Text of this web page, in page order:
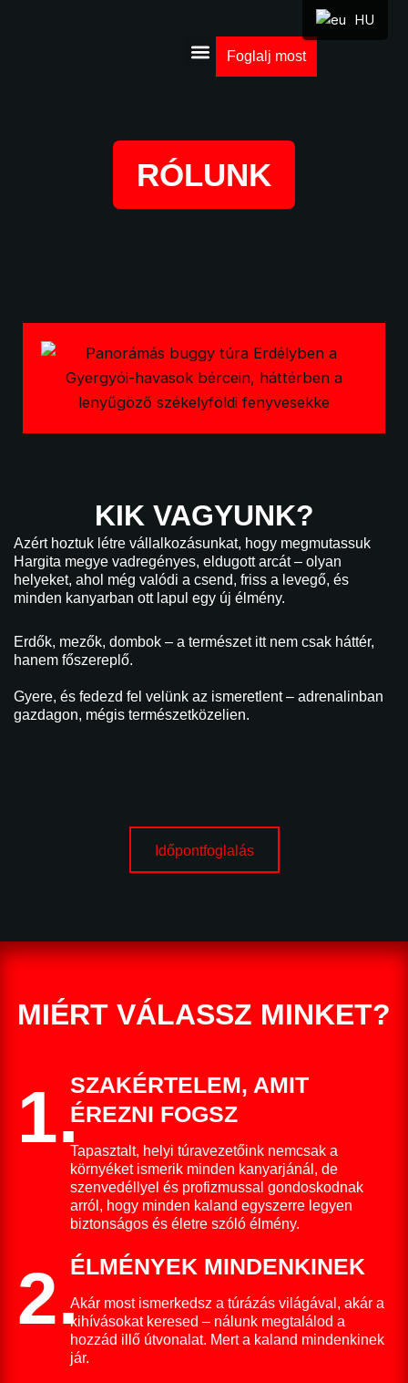
Foglalj most
RÓLUNK
KIK VAGYUNK?
Azért hoztuk létre vállalkozásunkat, hogy megmutassuk
Hargita megye vadregényes, eldugott arcát – olyan
helyeket, ahol még valódi a csend, friss a levegő, és
minden kanyarban ott lapul egy új élmény.
Erdők, mezők, dombok – a természet itt nem csak háttér,
hanem főszereplő.
Gyere, és fedezd fel velünk az ismeretlent – adrenalinban
gazdagon, mégis természetközelien.
Időpontfoglalás
MIÉRT VÁLASSZ MINKET?
1.SZAKÉRTELEM, AMIT
ÉREZNI FOGSZ
Tapasztalt, helyi túravezetőink nemcsak a
környéket ismerik minden kanyarjánál, de
szenvedéllyel és profizmussal gondoskodnak
arról, hogy minden kaland egyszerre legyen
biztonságos és életre szóló élmény.
2.ÉLMÉNYEK MINDENKINEK
Akár most ismerkedsz a túrázás világával, akár a
kihívásokat keresed – nálunk megtalálod a
hozzád illő útvonalat. Mert a kaland mindenkinek
jár.
HU